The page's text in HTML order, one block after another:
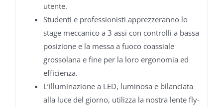
utente.
Studenti e professionisti apprezzeranno lo
stage meccanico a 3 assi con controlli a bassa
posizione e la messa a fuoco coassiale
grossolana e fine per la loro ergonomia ed
efficienza.
L’illuminazione a LED, luminosa e bilanciata
alla luce del giorno, utilizza la nostra lente fly-